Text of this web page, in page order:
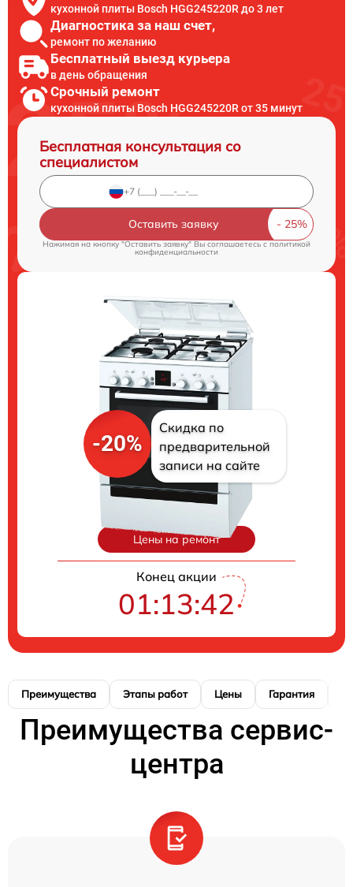
кухонной плиты Bosch HGG245220R до 3 лет
Диагностика за наш счет,
ремонт по желанию
Бесплатный выезд курьера
в день обращения
Срочный ремонт
кухонной плиты Bosch HGG245220R от 35 минут
Бесплатная консультация со
специалистом
Оставить заявку
Нажимая на кнопку "Оставить заявку" Вы соглашаетесь cполитикой
конфиденциальности
-20%
Скидка по
предварительной
записи на сайте
Цены на ремонт
Конец акции
01:13:41
Преимущества Этапы работ Цены Гарантия
Преимущества сервис-
центра